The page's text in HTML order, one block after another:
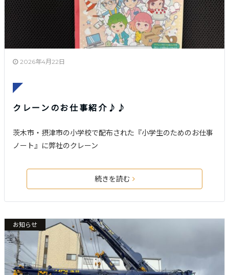
2026年4月22日
クレーンのお仕事紹介♪♪
茨木市・摂津市の小学校で配布された『小学生のためのお仕事
ノート』に弊社のクレーン
続きを読む
お知らせ